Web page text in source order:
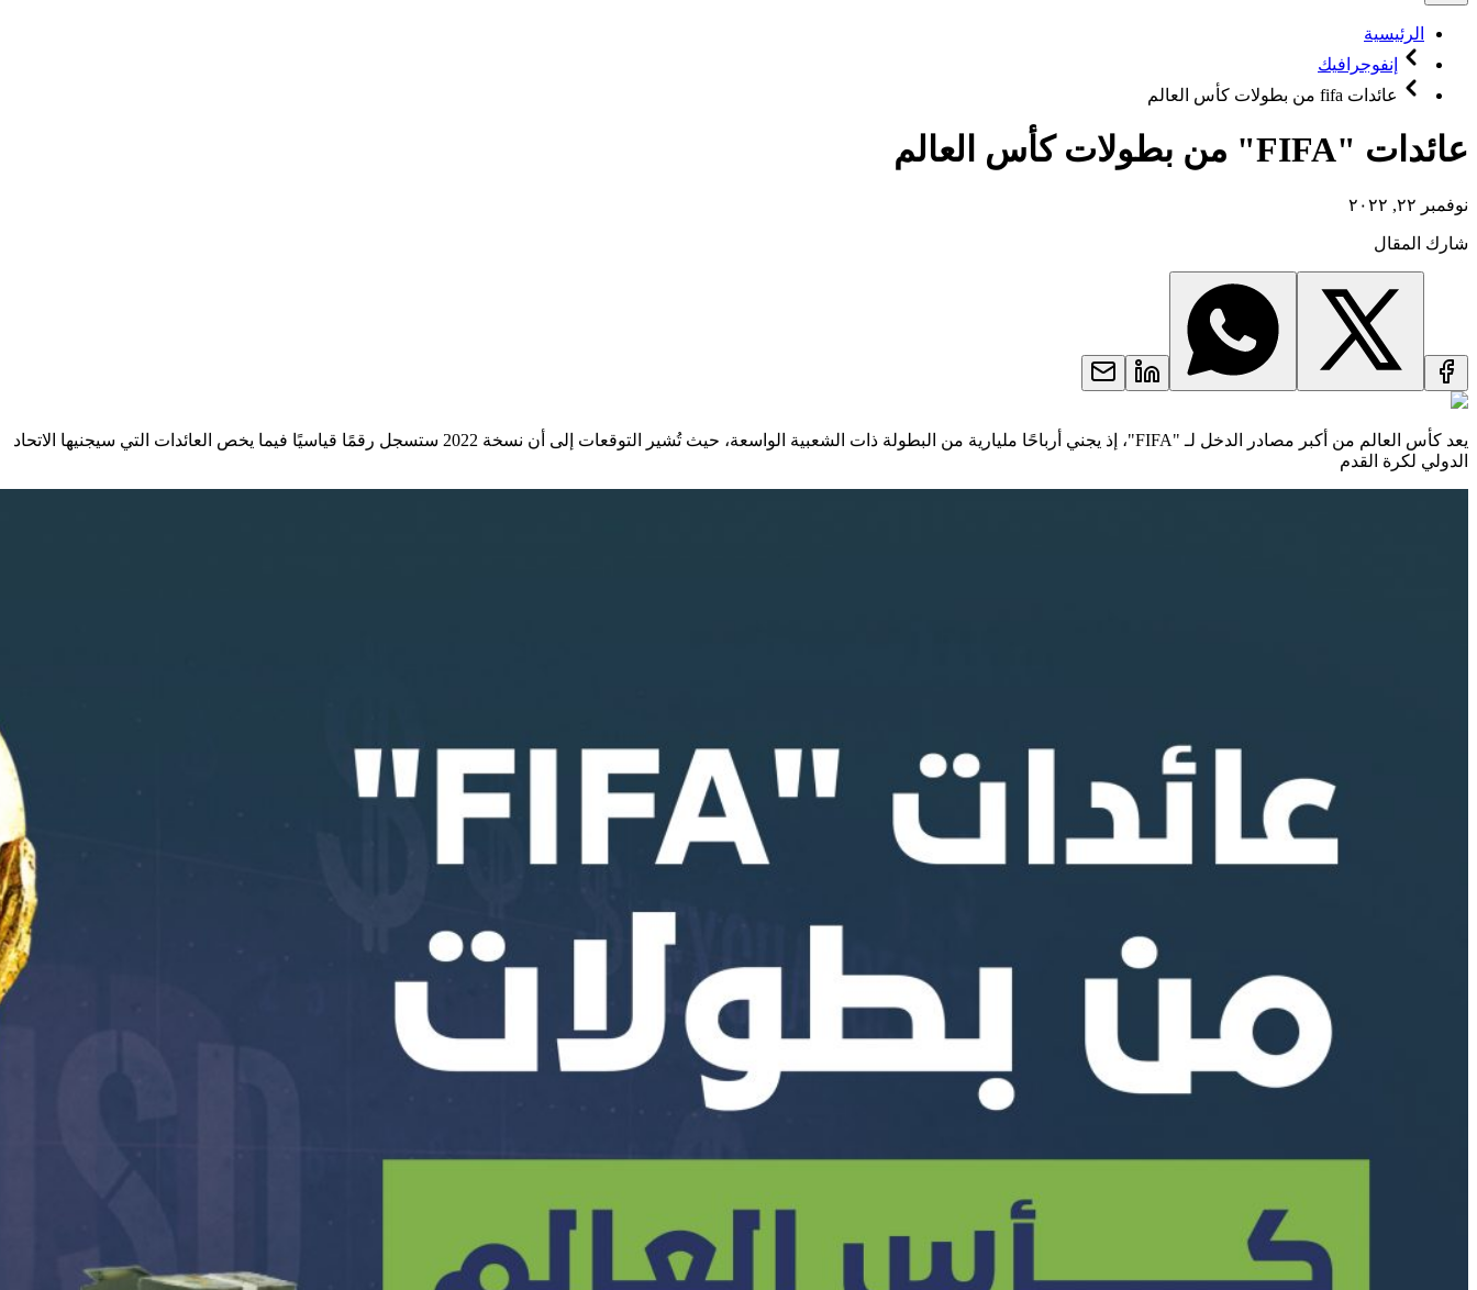
الرئيسية
إنفوجرافيك
عائدات fifa من بطولات كأس العالم
عائدات "FIFA" من بطولات كأس العالم
نوفمبر ٢٢, ٢٠٢٢
شارك المقال
يعد كأس العالم من أكبر مصادر الدخل لـ "FIFA"، إذ يجني أرباحًا مليارية من البطولة ذات الشعبية الواسعة، حيث تُشير التوقعات إلى أن نسخة 2022 ستسجل رقمًا قياسيًا فيما يخص العائدات التي سيجنيها الاتحاد
الدولي لكرة القدم